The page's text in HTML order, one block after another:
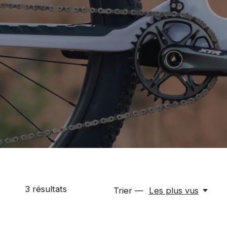
3 résultats Trier — Les plus vus